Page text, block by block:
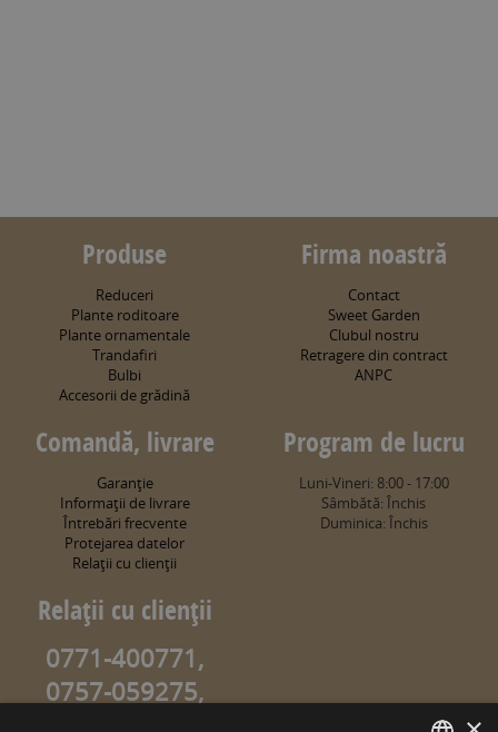
Produse
Reduceri
Plante roditoare
Plante ornamentale
Trandafiri
Bulbi
Accesorii de grădină
Firma noastră
Contact
Sweet Garden
Clubul nostru
Retragere din contract
ANPC
Comandă, livrare
Garanţie
Informaţii de livrare
Întrebări frecvente
Protejarea datelor
Relaţii cu clienţii
Program de lucru
Luni-Vineri: 8:00 - 17:00
Sâmbătă: Închis
Duminica: Închis
Relaţii cu clienţii
0771-400771,
0757-059275,